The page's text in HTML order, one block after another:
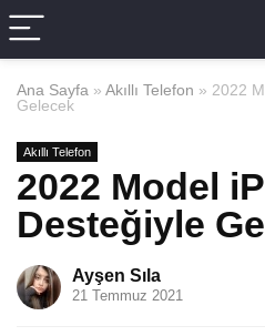
Ana Sayfa » Akıllı Telefon » 2022
Gelecek
Akıllı Telefon
2022 Model
Desteğiyle
Ayşen Sıla
21 Temmuz 2021